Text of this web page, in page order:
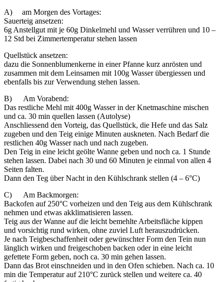
A) am Morgen des Vortages:
Sauerteig ansetzen:
6g Anstellgut mit je 60g Dinkelmehl und Wasser verrühren und 10 –
12 Std bei Zimmertemperatur stehen lassen
Quellstück ansetzen:
dazu die Sonnenblumenkerne in einer Pfanne kurz anrösten und
zusammen mit dem Leinsamen mit 100g Wasser übergiessen und
ebenfalls bis zur Verwendung stehen lassen.
B) Am Vorabend:
Das restliche Mehl mit 400g Wasser in der Knetmaschine mischen
und ca. 30 min quellen lassen (Autolyse)
Anschliessend den Vorteig, das Quellstück, die Hefe und das Salz
zugeben und den Teig einige Minuten auskneten. Nach Bedarf die
restlichen 40g Wasser nach und nach zugeben.
Den Teig in eine leicht geölte Wanne geben und noch ca. 1 Stunde
stehen lassen. Dabei nach 30 und 60 Minuten je einmal von allen 4
Seiten falten.
Dann den Teg über Nacht in den Kühlschrank stellen (4 – 6°C)
C) Am Backmorgen:
Backofen auf 250°C vorheizen und den Teig aus dem Kühlschrank
nehmen und etwas akklimatisieren lassen.
Teig aus der Wanne auf die leicht bemehlte Arbeitsfläche kippen
und vorsichtig rund wirken, ohne zuviel Luft herauszudrücken.
Je nach Teigbeschaffenheit oder gewünschter Form den Tein nun
länglich wirken und freigeschoben backen oder in eine leicht
gefettete Form geben, noch ca. 30 min gehen lassen.
Dann das Brot einschneiden und in den Ofen schieben. Nach ca. 10
min die Temperatur auf 210°C zurück stellen und weitere ca. 40